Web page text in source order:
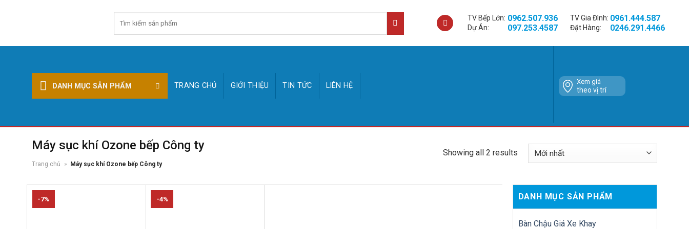
kiếm:
TV Bếp Lớn: 0962.507.936 TV Gia Đình: 0961.444.587
Dự Án: 097.253.4587 Đặt Hàng: 0246.291.4466
DANH MỤC SẢN PHẨM TRANG CHỦ GIỚI THIỆU TIN TỨC LIÊN HỆ Xem giá
theo vị trí
Máy sục khí Ozone bếp Công ty
Trang chủ » Máy sục khí Ozone bếp Công ty
Showing all 2 results
-7% -4% DANH MỤC SẢN PHẨM
Bàn Chậu Giá Xe Khay